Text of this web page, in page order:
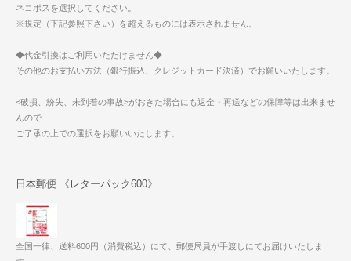
ネコポスを選択してください。
※規定（下記参照下さい）を超えるものには表示されません。
◆代金引換はご利用いただけません◆
その他のお支払い方法（銀行振込、クレジットカード決済）でお願いいたします。
<破損、紛失、未到着の事故>がおきた場合にも返金・再送などの保障等は出来ませ
んので
ご了承の上での選択をお願いいたします。
日本郵便 《レターパック600》
全国一律、送料600円（消費税込）にて、郵便局員が手渡しにてお届けいたしま